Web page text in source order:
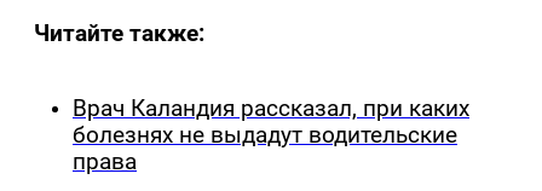
Читайте также:
Врач Каландия рассказал, при каких
болезнях не выдадут водительские
права